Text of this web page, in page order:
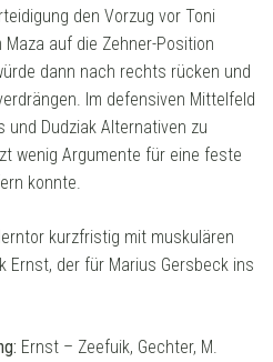
den Vorzug vor Toni
auf die Zehner-Position
dann nach rechts rücken und
Im defensiven Mittelfeld
und Dudziak Alternativen zu
wenig Argumente für eine feste
konnte.
kurzfristig mit muskulären
Ernst, der für Marius Gersbeck ins
Ernst – Zeefuik, Gechter, M.